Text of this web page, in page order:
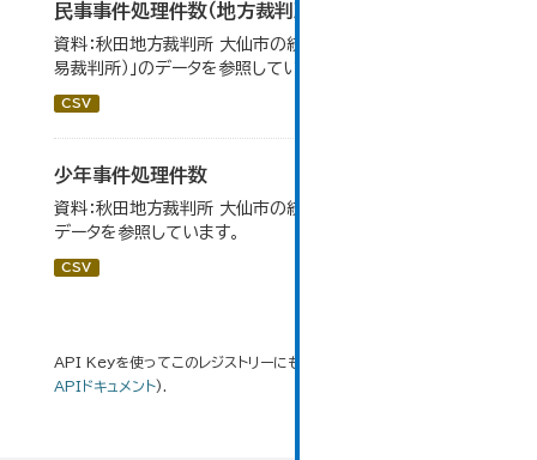
民事事件処理件数（地方裁判所）
資料：秋田地方裁判所 大仙市の統計「12-13 民事事件（簡
易裁判所）」のデータを参照しています。
CSV
少年事件処理件数
資料：秋田地方裁判所 大仙市の統計「12-16 少年事件」の
データを参照しています。
CSV
API Keyを使ってこのレジストリーにもアクセス可能です
APIドキュメント).